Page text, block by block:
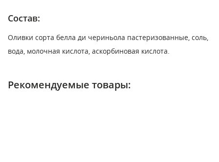
Состав:
Оливки сорта белла ди чериньола пастеризованные, соль,
вода, молочная кислота, аскорбиновая кислота.
Рекомендуемые товары: